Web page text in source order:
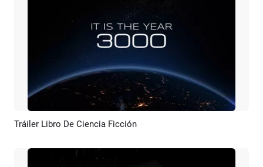
Previsualizar
Tráiler Libro De Ciencia Ficción